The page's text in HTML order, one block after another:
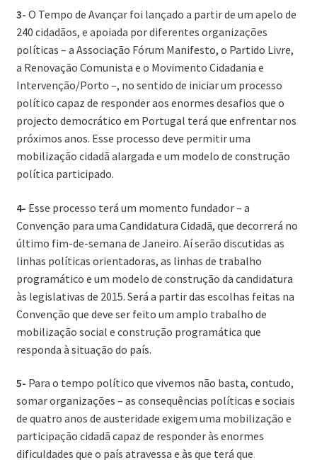
3- O Tempo de Avançar foi lançado a partir de um apelo de
240 cidadãos, e apoiada por diferentes organizações
políticas – a Associação Fórum Manifesto, o Partido Livre,
a Renovação Comunista e o Movimento Cidadania e
Intervenção/Porto –, no sentido de iniciar um processo
político capaz de responder aos enormes desafios que o
projecto democrático em Portugal terá que enfrentar nos
próximos anos. Esse processo deve permitir uma
mobilização cidadã alargada e um modelo de construção
política participado.
4- Esse processo terá um momento fundador – a
Convenção para uma Candidatura Cidadã, que decorrerá no
último fim-de-semana de Janeiro. Aí serão discutidas as
linhas políticas orientadoras, as linhas de trabalho
programático e um modelo de construção da candidatura
às legislativas de 2015. Será a partir das escolhas feitas na
Convenção que deve ser feito um amplo trabalho de
mobilização social e construção programática que
responda à situação do país.
5- Para o tempo político que vivemos não basta, contudo,
somar organizações – as consequências políticas e sociais
de quatro anos de austeridade exigem uma mobilização e
participação cidadã capaz de responder às enormes
dificuldades que o país atravessa e às que terá que